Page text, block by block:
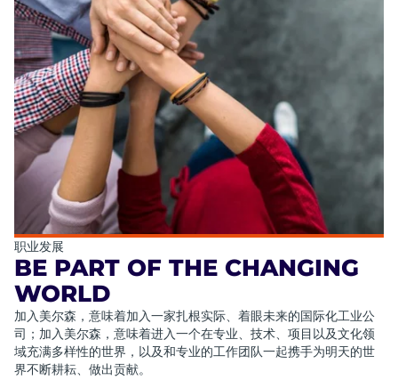
职业发展
BE PART OF THE CHANGING
WORLD
加入美尔森，意味着加入一家扎根实际、着眼未来的国际化工业公
司；加入美尔森，意味着进入一个在专业、技术、项目以及文化领
域充满多样性的世界，以及和专业的工作团队一起携手为明天的世
界不断耕耘、做出贡献。